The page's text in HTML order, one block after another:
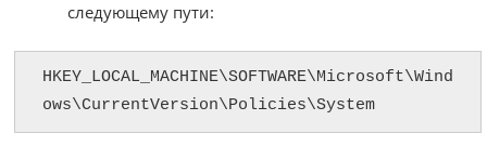
следующему пути:
HKEY_LOCAL_MACHINE\SOFTWARE\Microsoft\Wind
ows\CurrentVersion\Policies\System